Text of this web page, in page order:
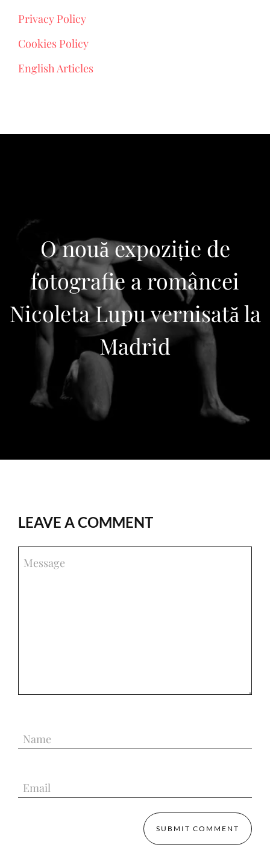
Privacy Policy
Cookies Policy
English Articles
O nouă expoziție de
fotografie a româncei
Nicoleta Lupu vernisată la
Madrid
LEAVE A COMMENT